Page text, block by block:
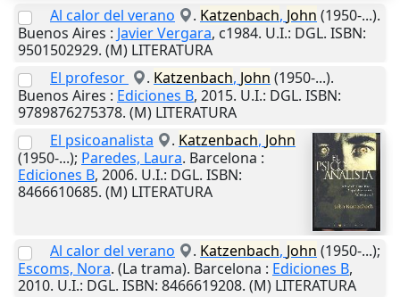
Al calor del verano . Katzenbach, John (1950-...).
Buenos Aires : Javier Vergara, c1984. U.I.: DGL. ISBN:
9501502929. (M) LITERATURA
El profesor
. Katzenbach, John (1950-...).
Buenos Aires : Ediciones B, 2015. U.I.: DGL. ISBN:
9789876275378. (M) LITERATURA
El psicoanalista
. Katzenbach, John
(1950-...); Paredes, Laura. Barcelona :
Ediciones B, 2006. U.I.: DGL. ISBN:
8466610685. (M) LITERATURA
Al calor del verano . Katzenbach, John (1950-...);
Escoms, Nora. (La trama). Barcelona : Ediciones B,
2010. U.I.: DGL. ISBN: 8466619208. (M) LITERATURA